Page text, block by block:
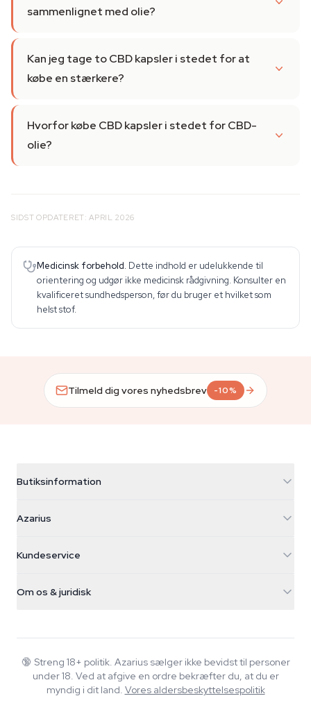
sammenlignet med olie?
Kan jeg tage to CBD kapsler i stedet for at
købe en stærkere?
Hvorfor købe CBD kapsler i stedet for CBD-
olie?
SIDST OPDATERET: APRIL 2026
Medicinsk forbehold. Dette indhold er udelukkende til
orientering og udgør ikke medicinsk rådgivning. Konsulter en
kvalificeret sundhedsperson, før du bruger et hvilket som
helst stof.
Tilmeld dig vores nyhedsbrev -10%
Butiksinformation
Galvaniweg 11
Nederland
+31(0)204897914
Azarius
Smokeshop
Kundeservice
Returpolitik
FAQ
Privatlivspolitik
Om os & juridisk
Wiki
Blog
Musik
🔞 Streng 18+ politik. Azarius sælger ikke bevidst til personer
under 18. Ved at afgive en ordre bekræfter du, at du er
myndig i dit land. Vores aldersbeskyttelsespolitik